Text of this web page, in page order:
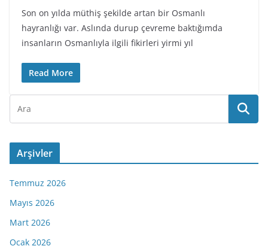
Son on yılda müthiş şekilde artan bir Osmanlı
hayranlığı var. Aslında durup çevreme baktığımda
insanların Osmanlıyla ilgili fikirleri yirmi yıl
Read More
Arşivler
Temmuz 2026
Mayıs 2026
Mart 2026
Ocak 2026